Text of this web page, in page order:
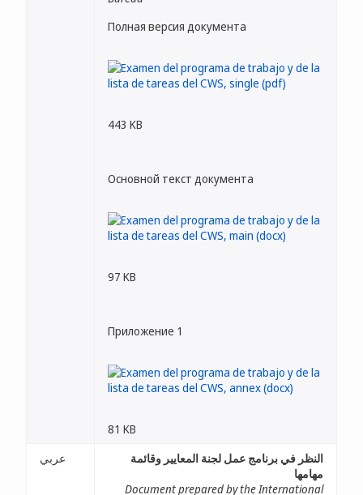
Полная версия документа
443 KB
Основной текст документа
97 KB
Приложение 1
81 KB
عربي
النظر في برنامج عمل لجنة المعايير وقائمة
مهامها
Document prepared by the International